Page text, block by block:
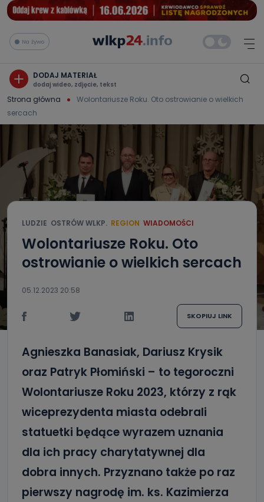
Na żywo
DODAJ MATERIAŁ
dodaj wideo, zdjęcie, tekst
Strona główna
Wolontariusze Roku. Oto ostrowianie o wielkich
sercach
LUDZIE OSTRÓW WLKP. REGION WIADOMOŚCI
Wolontariusze Roku. Oto
ostrowianie o wielkich sercach
05.12.2023 20:58
SKOPIUJ LINK
Agnieszka Banasiak, Dariusz Krysik
oraz Patryk Płomiński – to tegoroczni
Wolontariusze Roku 2023, którzy z rąk
wiceprezydenta miasta odebrali
statuetki będące wyrazem uznania
dla ich pracy charytatywnej dla
dobra innych. Przyznano także po raz
pierwszy nagrodę im. ks. Kazimierza